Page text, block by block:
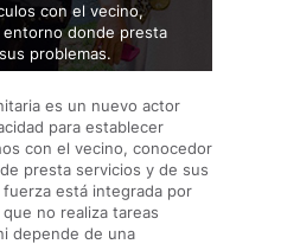
con el vecino,
donde presta
problemas.
es un nuevo actor
para establecer
con el vecino, conocedor
presta servicios y de sus
fuerza está integrada por
no realiza tareas
depende de una